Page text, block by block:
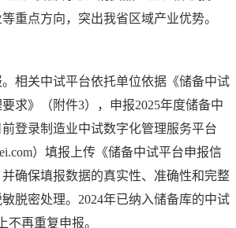
重点方向，突出我省区域产业优势。
。相关中试平台依托单位依据《储备中试
求》（附件3），申报2025年度储备中
登录制造业中试数字化管理服务平台
）填报上传《储备中试平台申报信
确保填报数据的真实性、准确性和完整
脱密处理。2024年已纳入储备库的中试
不再重复申报。